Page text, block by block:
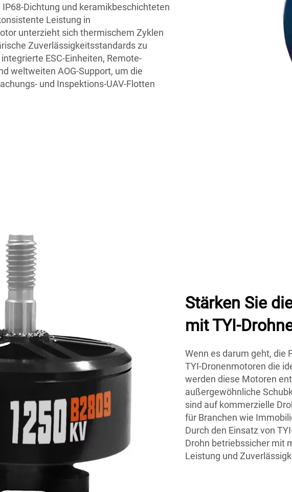
Dichtung und keramikbeschichteten
Leistung in
unterzieht sich thermischem Zyklen
Zuverlässigkeitsstandards zu
ESC-Einheiten, Remote-
weltweiten AOG-Support, um die
und Inspektions-UAV-Flotten
Stärken Sie
mit TYI-
Wenn es darum geht, die
TYI-Dronenmotoren die
werden diese Motoren
außergewöhnliche
sind auf kommerzielle
für Branchen wie
Durch den Einsatz von
Drohn betriebssicher mit
Leistung und